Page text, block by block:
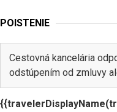
POISTENIE
Cestovná kancelária
odstúpením od zmluvy